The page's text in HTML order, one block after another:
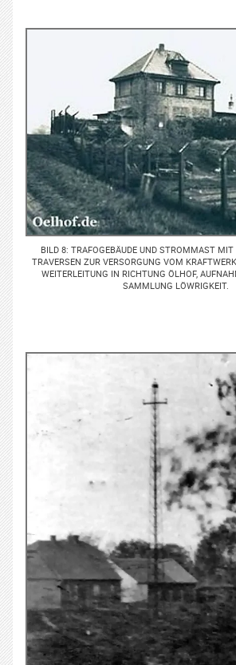
BILD 8: TRAFOGEBÄUDE UND STROMMAST MIT
TRAVERSEN ZUR VERSORGUNG VOM
WEITERLEITUNG IN RICHTUNG ÖLHOF,
SAMMLUNG LÖWRIGKEIT.